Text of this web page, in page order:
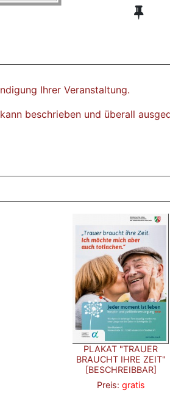
Ihrer Veranstaltung.
beschrieben und überall
BROSCHÜREN
PLAKAT "TRAUER
BRAUCHT IHRE ZEIT"
[BESCHREIBBAR]
Preis: gratis